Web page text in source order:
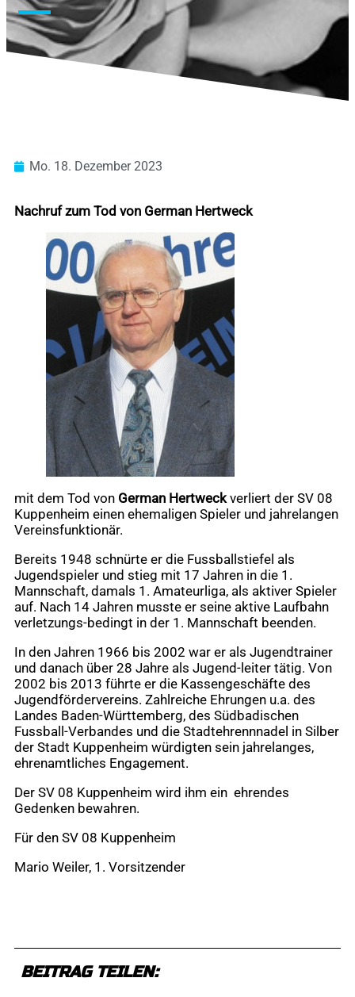
Mo. 18. Dezember 2023
Nachruf zum Tod von German Hertweck
mit dem Tod von German Hertweck verliert der SV 08
Kuppenheim einen ehemaligen Spieler und jahrelangen
Vereinsfunktionär.
Bereits 1948 schnürte er die Fussballstiefel als
Jugendspieler und stieg mit 17 Jahren in die 1.
Mannschaft, damals 1. Amateurliga, als aktiver Spieler
auf. Nach 14 Jahren musste er seine aktive Laufbahn
verletzungs-bedingt in der 1. Mannschaft beenden.
In den Jahren 1966 bis 2002 war er als Jugendtrainer
und danach über 28 Jahre als Jugend-leiter tätig. Von
2002 bis 2013 führte er die Kassengeschäfte des
Jugendfördervereins. Zahlreiche Ehrungen u.a. des
Landes Baden-Württemberg, des Südbadischen
Fussball-Verbandes und die Stadtehrennnadel in Silber
der Stadt Kuppenheim würdigten sein jahrelanges,
ehrenamtliches Engagement.
Der SV 08 Kuppenheim wird ihm ein ehrendes
Gedenken bewahren.
Für den SV 08 Kuppenheim
Mario Weiler, 1. Vorsitzender
BEITRAG TEILEN: